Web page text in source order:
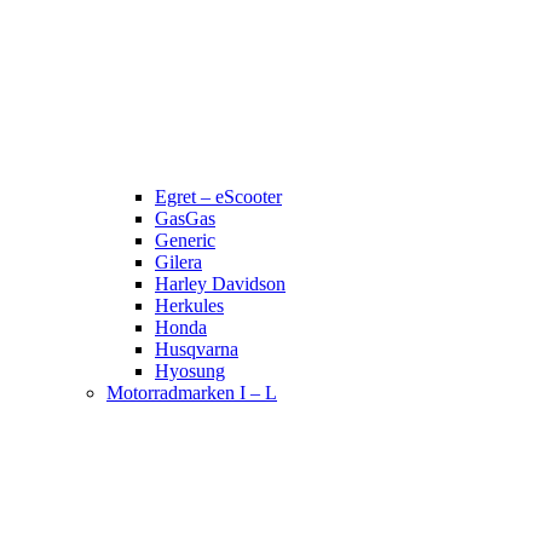
Egret – eScooter
GasGas
Generic
Gilera
Harley Davidson
Herkules
Honda
Husqvarna
Hyosung
Motorradmarken I – L